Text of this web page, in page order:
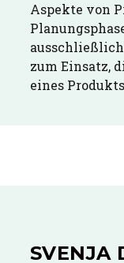
Aspekte von
zum Einsatz,
eines
SVENJA